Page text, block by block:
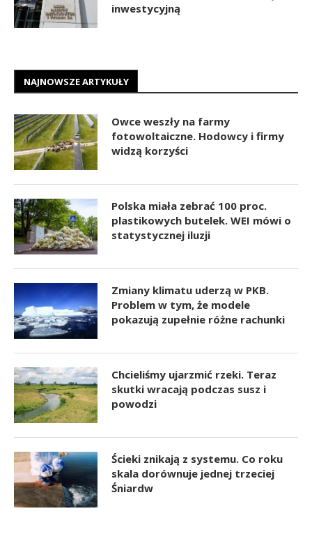
inwestycyjną
NAJNOWSZE ARTYKUŁY
Owce weszły na farmy
fotowoltaiczne. Hodowcy i firmy
widzą korzyści
Polska miała zebrać 100 proc.
plastikowych butelek. WEI mówi o
statystycznej iluzji
Zmiany klimatu uderzą w PKB.
Problem w tym, że modele
pokazują zupełnie różne rachunki
Chcieliśmy ujarzmić rzeki. Teraz
skutki wracają podczas susz i
powodzi
Ścieki znikają z systemu. Co roku
skala dorównuje jednej trzeciej
Śniardw